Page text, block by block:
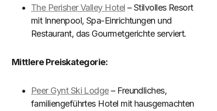
The Perisher Valley Hotel – Stilvolles Resort
mit Innenpool, Spa-Einrichtungen und
Restaurant, das Gourmetgerichte serviert.
Mittlere Preiskategorie:
Peer Gynt Ski Lodge– Freundliches,
familiengeführtes Hotel mit hausgemachten